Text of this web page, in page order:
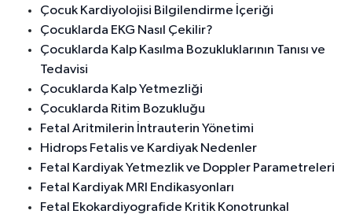
Çocuk Kardiyolojisi Bilgilendirme İçeriği
Çocuklarda EKG Nasıl Çekilir?
Çocuklarda Kalp Kasılma Bozukluklarının Tanısı ve
Tedavisi
Çocuklarda Kalp Yetmezliği
Çocuklarda Ritim Bozukluğu
Fetal Aritmilerin İntrauterin Yönetimi
Hidrops Fetalis ve Kardiyak Nedenler
Fetal Kardiyak Yetmezlik ve Doppler Parametreleri
Fetal Kardiyak MRI Endikasyonları
Fetal Ekokardiyografide Kritik Konotrunkal